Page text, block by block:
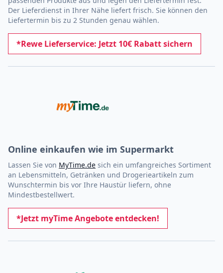
Der Lieferdienst in Ihrer Nähe liefert frisch. Sie können den
Liefertermin bis zu 2 Stunden genau wählen.
*Rewe Lieferservice: Jetzt 10€ Rabatt sichern
Online einkaufen wie im Supermarkt
Lassen Sie von MyTime.de sich ein umfangreiches Sortiment
an Lebensmitteln, Getränken und Drogerieartikeln zum
Wunschtermin bis vor Ihre Haustür liefern, ohne
Mindestbestellwert.
*Jetzt myTime Angebote entdecken!